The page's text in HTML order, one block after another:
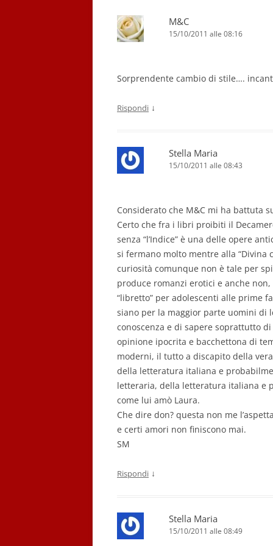
M&C
15/10/2011 alle 08:16
Sorprendente cambio di stile….
Rispondi ↓
Stella Maria
15/10/2011 alle 08:43
Considerato che M&C mi ha battuta
Certo che fra i libri proibiti il
senza “l’Indice” è una delle opere
si fermano molto mentre alla “Divina
curiosità comunque non è tale per
produce romanzi erotici e anche
“libretto” per adolescenti alle prime
siano per la maggior parte uomini di
conoscenza e di sapere soprattutto
opinione ipocrita e bacchettona di
moderni, il tutto a discapito della
della letteratura italiana e
letteraria, della letteratura italiana e
come lui amò Laura.
Che dire don? questa non me
e certi amori non finiscono mai.
SM
Rispondi ↓
Stella Maria
15/10/2011 alle 08:49